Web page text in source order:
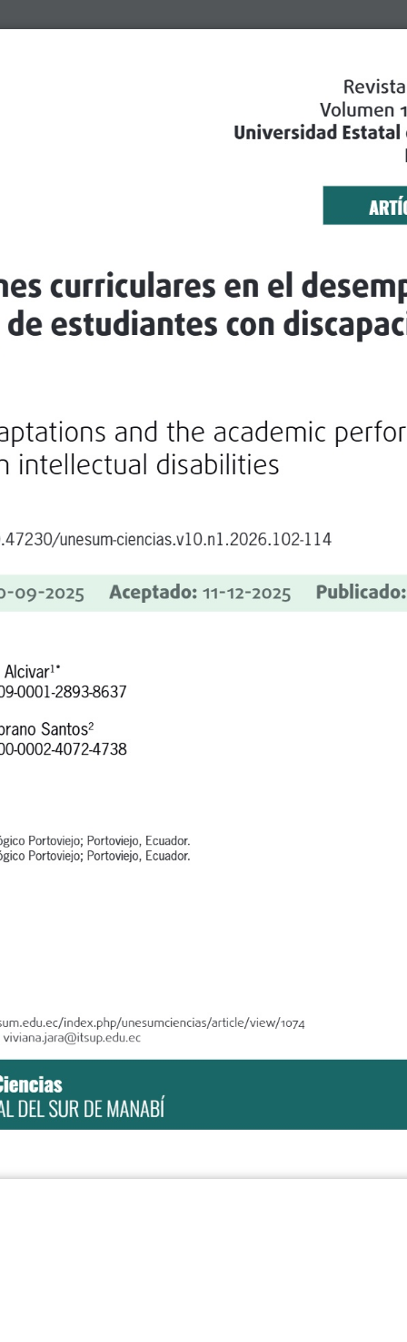
curriculares en el
estudiantes con
unesum-ciencias.v10.n1.2026.102-114
Volumen
Universidad Estatal
and the academic
disabilities
DEL SUR DE MANABÍ
index.php/unesumciencias/article/view/1074
viviana.jara@itsup.edu.ec
09-2025 Aceptado: 11-12-2025 Publicado:
Alcivar1 *
0001-2893-8637
Santos 2
0002-4072-4738
Portoviejo; Portoviejo, Ecuador.
Portoviejo; Portoviejo, Ecuador.